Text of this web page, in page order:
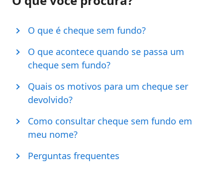
O que é cheque sem fundo?
O que acontece quando se passa um
cheque sem fundo?
Quais os motivos para um cheque ser
devolvido?
Como consultar cheque sem fundo em
meu nome?
Perguntas frequentes